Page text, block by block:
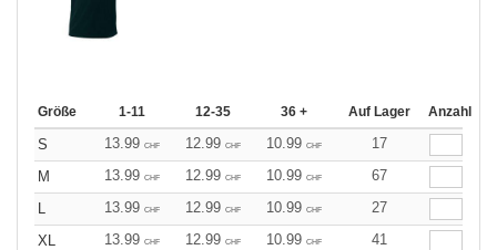
Größe 1-11 12-35 36 + Auf Lager Anzahl
S 13.99 CHF 12.99 CHF 10.99 CHF
17
M
13.99 CHF 12.99 CHF 10.99 CHF
67
L
13.99 CHF 12.99 CHF 10.99 CHF
27
XL
13.99 CHF 12.99 CHF 10.99 CHF
41